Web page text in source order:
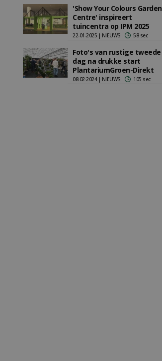
'Show Your Colours Garden
Centre' inspireert
tuincentra op IPM 2025
22-01-2025 | NIEUWS 58 sec
Foto's van rustige tweede
dag na drukke start
PlantariumGroen-Direkt
08-02-2024 | NIEUWS 105 sec